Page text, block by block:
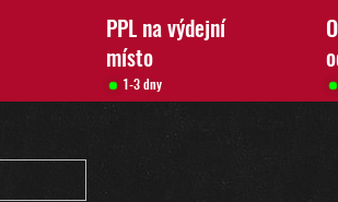
PPL na výdejní
místo
1-3 dny